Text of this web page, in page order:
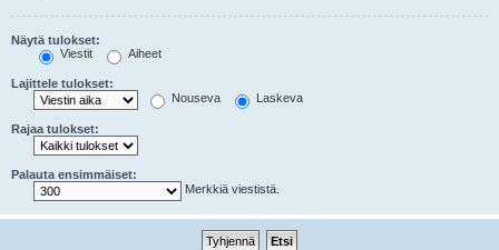
Näytä tulokset:
Viestit
Aiheet
Lajittele tulokset:
Nouseva
Laskeva
Rajaa tulokset:
Palauta ensimmäiset:
Merkkiä viestistä.